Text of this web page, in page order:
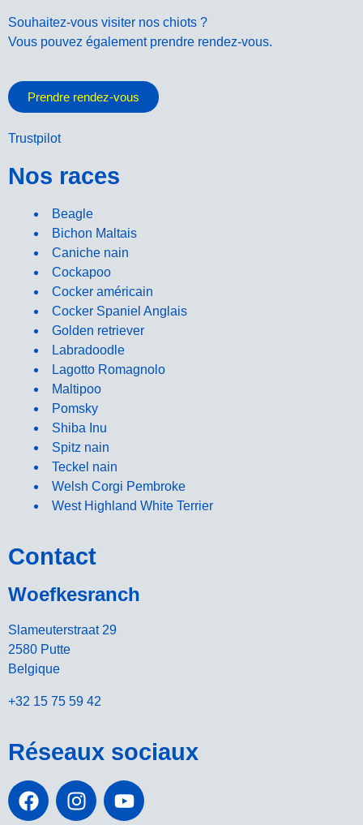
Souhaitez-vous visiter nos chiots ?
Vous pouvez également prendre rendez-vous.
Prendre rendez-vous
Trustpilot
Nos races
Beagle
Bichon Maltais
Caniche nain
Cockapoo
Cocker américain
Cocker Spaniel Anglais
Golden retriever
Labradoodle
Lagotto Romagnolo
Maltipoo
Pomsky
Shiba Inu
Spitz nain
Teckel nain
Welsh Corgi Pembroke
West Highland White Terrier
Contact
Woefkesranch
Slameuterstraat 29
2580 Putte
Belgique
+32 15 75 59 42
Réseaux sociaux